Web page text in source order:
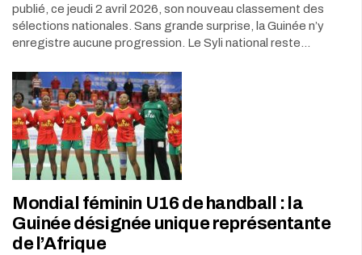
publié, ce jeudi 2 avril 2026, son nouveau classement des
sélections nationales. Sans grande surprise, la Guinée n’y
enregistre aucune progression. Le Syli national reste…
Mondial féminin U16 de handball : la
Guinée désignée unique représentante
de l’Afrique